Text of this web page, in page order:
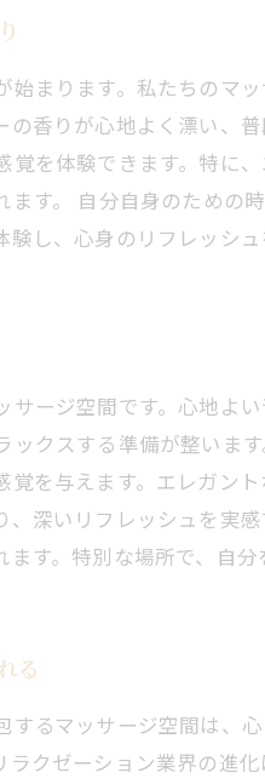
まります。私たちのマ
香りが心地よく漂い、
を体験できます。特に
す。 自分自身のため
し、心身のリフレッシ
ージ空間です。心地よ
クスする準備が整いま
を与えます。エレガン
深いリフレッシュを実
す。特別な場所で、自
る
るマッサージ空間は、
クゼーション業界の進